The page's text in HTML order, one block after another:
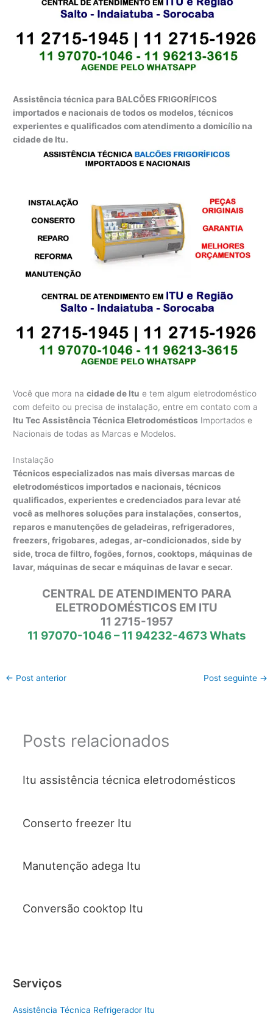
Assistência técnica para BALCÕES FRIGORÍFICOS
importados e nacionais de todos os modelos, técnicos
experientes e qualificados com atendimento a domicílio na
cidade de Itu.
Você que mora nacidade de Itu e tem algum eletrodoméstico
com defeito ou precisa de instalação, entre em contato com a
Itu Tec Assistência Técnica Eletrodomésticos Importados e
Nacionais de todas as Marcas e Modelos.
Instalação
Técnicos especializados nas mais diversas marcas de
eletrodomésticos importados e nacionais, técnicos
qualificados, experientes e credenciados para levar até
você as melhores soluções para instalações, consertos,
reparos e manutenções de geladeiras, refrigeradores,
freezers, frigobares, adegas, ar-condicionados, side by
side, troca de filtro, fogões, fornos, cooktops, máquinas de
lavar, máquinas de secar e máquinas de lavar e secar.
CENTRAL DE ATENDIMENTO PARA
ELETRODOMÉSTICOS EM ITU
11 2715-1957
11 97070-1046 – 11 94232-4673 Whats
← Post anterior Post seguinte →
Posts relacionados
Itu assistência técnica eletrodomésticos
Conserto freezer Itu
Manutenção adega Itu
Conversão cooktop Itu
Serviços
Assistência Técnica Refrigerador Itu